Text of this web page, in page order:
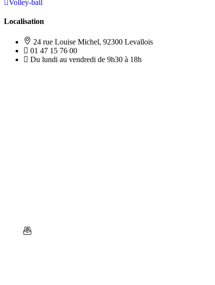
Volley-ball
Localisation
24 rue Louise Michel, 92300 Levallois
01 47 15 76 00
Du lundi au vendredi de 9h30 à 18h